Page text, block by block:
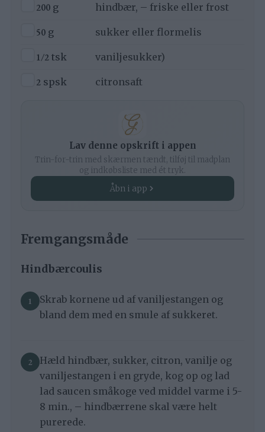
▢
200 g
hindbær, – friske eller frost
▢
50 g
sukker eller flormelis
▢
1/2 tsk
vaniljesukker)
▢
2 spsk citronsaft
Lav denne opskrift i appen
Trin-for-trin med skærmen tændt, tilføj til madplan
og indkøbsliste med ét tryk.
Åbn i app
Fremgangsmåde
Hindbærcoulis
Skrab kornene ud af vaniljestangen og
bland dem med en smule af sukkeret.
Hæld hindbær, sukker, citron, vanilje og
vaniljestangen i en gryde, kog op og lad
lad saucen småkoge ved middel varme i 5-
8 min., – hindbærrene skal være helt
purerede.